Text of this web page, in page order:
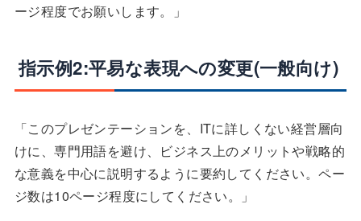
ージ程度でお願いします。」
指示例2:平易な表現への変更(一般向け)
「このプレゼンテーションを、ITに詳しくない経営層向
けに、専門用語を避け、ビジネス上のメリットや戦略的
な意義を中心に説明するように要約してください。ペー
ジ数は10ページ程度にしてください。」